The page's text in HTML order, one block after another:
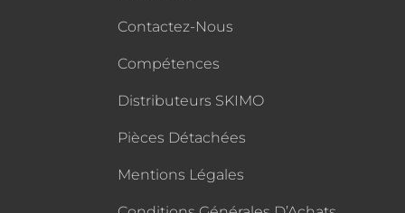
Contactez-Nous
Compétences
Distributeurs SKIMO
Pièces Détachées
Mentions Légales